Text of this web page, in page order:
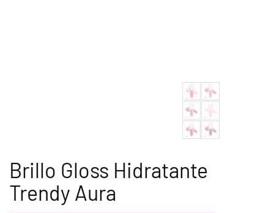
Brillo Gloss Hidratante
Trendy Aura